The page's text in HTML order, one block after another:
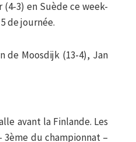
3) en Suède ce week-
de journée.
de Moosdijk (13-4), Jan
avant la Finlande. Les
du championnat –